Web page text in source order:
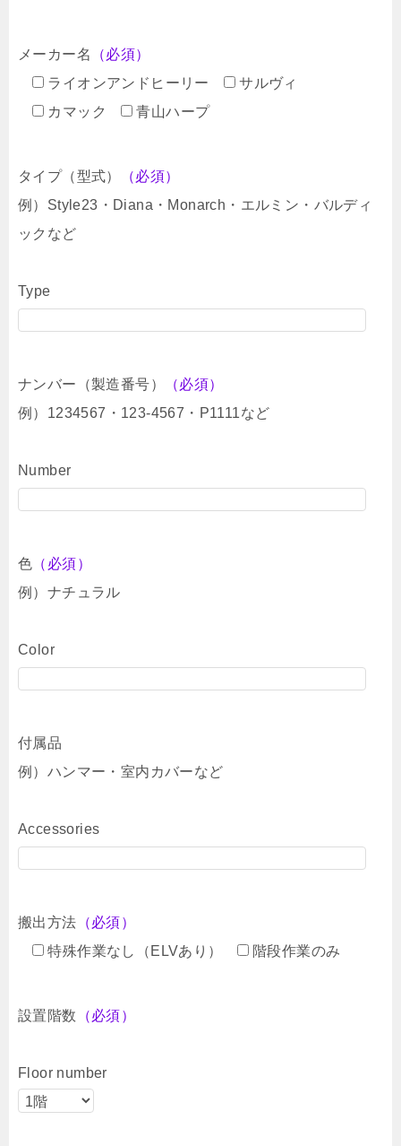
メーカー名
（必須）
ライオンアンドヒーリー
サルヴィ
カマック
青山ハープ
タイプ（型式）
（必須）
例）Style23・Diana・Monarch・エルミン・バルディ
ックなど
Type
ナンバー（製造番号）
（必須）
例）1234567・123-4567・P1111など
Number
色 （必須）
例）ナチュラル
Color
付属品
例）ハンマー・室内カバーなど
Accessories
搬出方法 （必須）
特殊作業なし（ELVあり）
階段作業のみ
設置階数 （必須）
Floor number